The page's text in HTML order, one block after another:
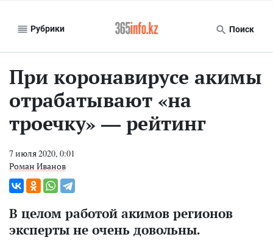
Рубрики Поиск
При коронавирусе акимы
отрабатывают «на
троечку» — рейтинг
7 июля 2020, 0:01
Роман Иванов
В целом работой акимов регионов
эксперты не очень довольны.